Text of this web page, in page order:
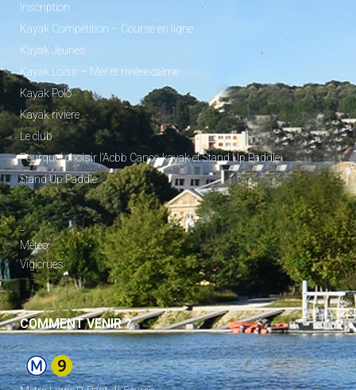
Inscription
Kayak Compétition – Course en ligne
Kayak Jeunes
Kayak Loisir – Mer et rivière calme
Kayak Polo
Kayak rivière
Le club
Pourquoi choisir l’Acbb Canoe-kayak et Stand Up Paddle
Stand Up Paddle
_
Météo
Vigicrues
COMMENT VENIR ?